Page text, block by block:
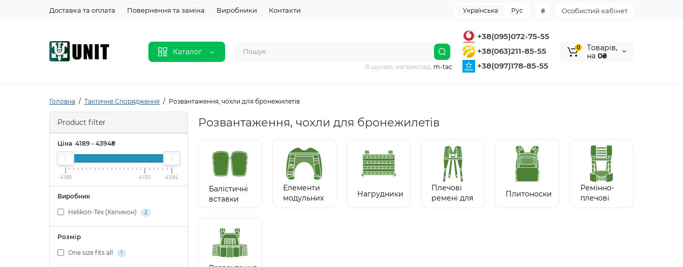
Доставка та оплата Повернення та заміна Виробники Контакти Особистий кабінет
₴
Українська Рус
Каталог
+38(095)072-75-55
+38(063)211-85-55
+38(097)178-85-55
Я шукаю, наприклад, m-tac
0
Tоварів,
на 0₴
Головна Тактичне Спорядження Розвантаження, чохли для бронежилетів
Product filter
Ціна 4189 - 4394₴
4189 4190 4394
Виробник
Helikon-Tex (Хеликон) 2
Розмір
One size fits all 1
Розвантаження, чохли для бронежилетів
Балістичні
вставки
Елементи
модульних
Нагрудники
Плечові
ремені для
Плитоноски
Ремінно-
плечові